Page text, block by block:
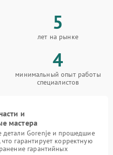
5
лет на рынке
4
минимальный опыт работы
специалистов
и
мастера
детали Gorenje и прошедшие
гарантирует корректную
гарантийных